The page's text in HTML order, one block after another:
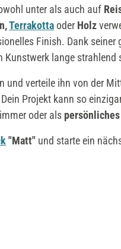
unter als auch auf
Terrakottaoder Holz
Finish. Dank seiner
lange strahlend
und verteile ihn von der
Projekt kann so
oder als
"Matt" und starte ein